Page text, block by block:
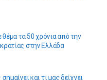
τα 50 χρόνια από την
στην Ελλάδα
και τι μας δείχνει